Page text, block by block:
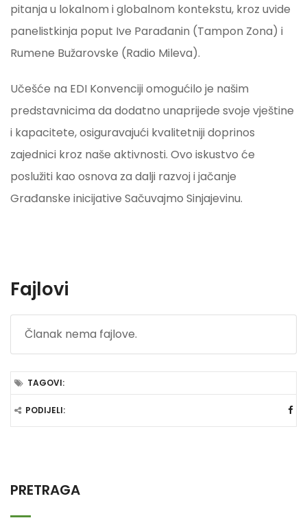
pitanja u lokalnom i globalnom kontekstu, kroz uvide
panelistkinja poput Ive Parađanin (Tampon Zona) i
Rumene Bužarovske (Radio Mileva).
Učešće na EDI Konvenciji omogućilo je našim
predstavnicima da dodatno unaprijede svoje vještine
i kapacitete, osiguravajući kvalitetniji doprinos
zajednici kroz naše aktivnosti. Ovo iskustvo će
poslužiti kao osnova za dalji razvoj i jačanje
Građanske inicijative Sačuvajmo Sinjajevinu.
Fajlovi
Članak nema fajlove.
TAGOVI:
PODIJELI:
PRETRAGA